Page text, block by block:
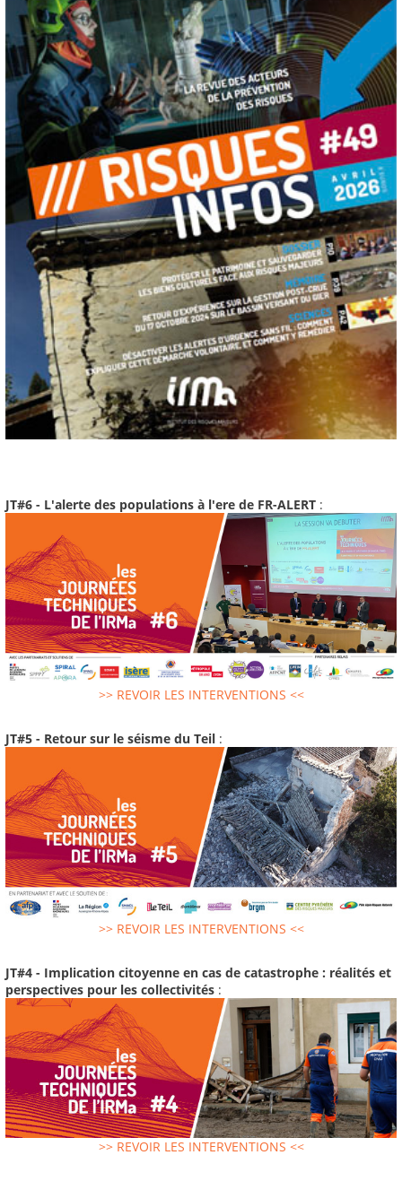
JT#6 - L'alerte des populations à l'ere de FR-ALERT :
>> REVOIR LES INTERVENTIONS <<
JT#5 - Retour sur le séisme du Teil :
>> REVOIR LES INTERVENTIONS <<
JT#4 - Implication citoyenne en cas de catastrophe : réalités et
perspectives pour les collectivités :
>> REVOIR LES INTERVENTIONS <<